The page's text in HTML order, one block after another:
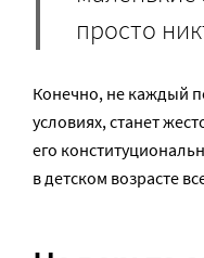
просто
Конечно, не каждый
условиях, станет
его
в детском возрасте